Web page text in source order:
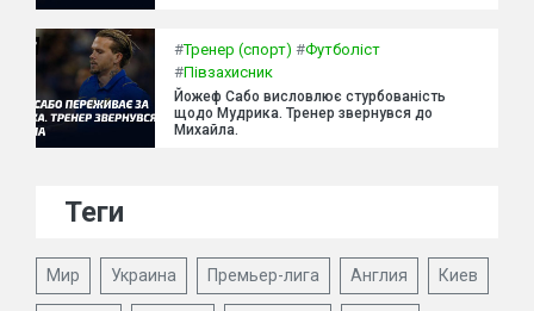
#Тренер (спорт) #Футболіст
#Півзахисник
Йожеф Сабо висловлює стурбованість
щодо Мудрика. Тренер звернувся до
Михайла.
Теги
Мир Украина Премьер-лига Англия Киев